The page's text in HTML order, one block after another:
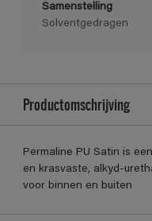
Samenstelling
Solventgedragen
Productomschrijving
Permaline PU Satin is
en krasvaste, alkyd-
voor binnen en buiten